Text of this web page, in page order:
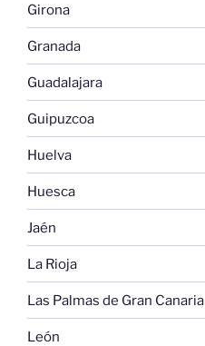
Girona
Granada
Guadalajara
Guipuzcoa
Huelva
Huesca
Jaén
La Rioja
Las Palmas de Gran Canaria
León